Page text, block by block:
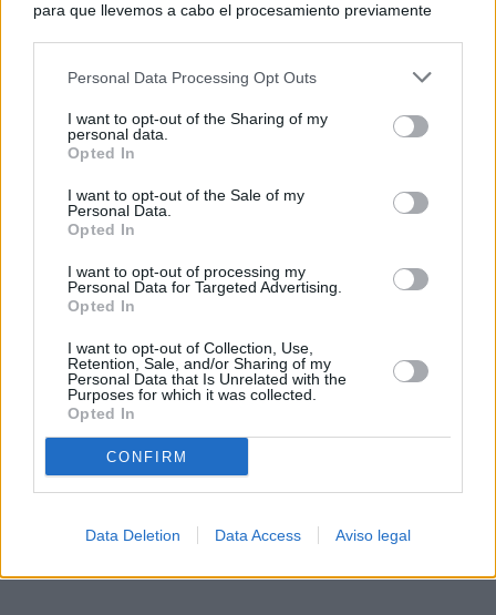
para que llevemos a cabo el procesamiento previamente
negar su consentimiento. Tenga en cuenta que algún
de su consentimiento, pero usted tiene el derecho de
rechazar tal procesamiento. Sus preferencias se aplicarán
cualquier momento entrando de nuevo en este sitio web o
visitando nuestra política de privacidad.
Personal Data Processing Opt Outs
I want to opt-out of the Sharing of my
personal data.
Opted In
I want to opt-out of the Sale of my
Personal Data.
Opted In
I want to opt-out of processing my
Personal Data for Targeted Advertising.
Opted In
I want to opt-out of Collection, Use,
Retention, Sale, and/or Sharing of my
Personal Data that Is Unrelated with the
Purposes for which it was collected.
Opted In
CONFIRM
Data Deletion Data Access Aviso legal